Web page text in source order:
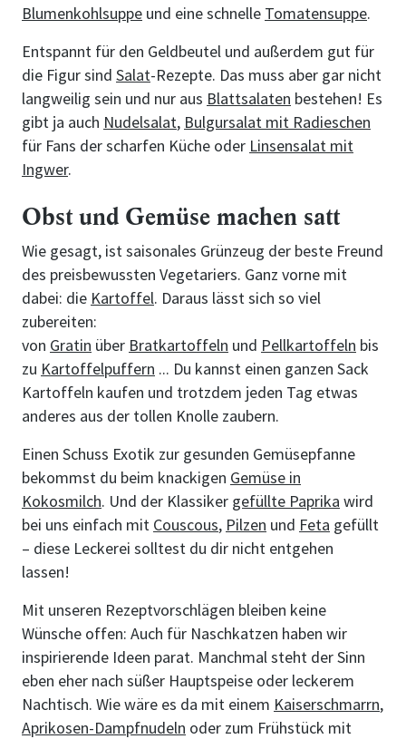
Blumenkohlsuppe und eine schnelle Tomatensuppe.
Entspannt für den Geldbeutel und außerdem gut für
die Figur sind Salat-Rezepte. Das muss aber gar nicht
langweilig sein und nur aus Blattsalaten bestehen! Es
gibt ja auch Nudelsalat, Bulgursalat mit Radieschen
für Fans der scharfen Küche oder Linsensalat mit
Ingwer.
Obst und Gemüse machen satt
Wie gesagt, ist saisonales Grünzeug der beste Freund
des preisbewussten Vegetariers. Ganz vorne mit
dabei: die Kartoffel. Daraus lässt sich so viel
zubereiten:
von Gratin über Bratkartoffeln und Pellkartoffeln bis
zu Kartoffelpuffern ... Du kannst einen ganzen Sack
Kartoffeln kaufen und trotzdem jeden Tag etwas
anderes aus der tollen Knolle zaubern.
Einen Schuss Exotik zur gesunden Gemüsepfanne
bekommst du beim knackigen Gemüse in
Kokosmilch. Und der Klassiker gefüllte Paprika wird
bei uns einfach mit Couscous, Pilzen und Feta gefüllt
– diese Leckerei solltest du dir nicht entgehen
lassen!
Mit unseren Rezeptvorschlägen bleiben keine
Wünsche offen: Auch für Naschkatzen haben wir
inspirierende Ideen parat. Manchmal steht der Sinn
eben eher nach süßer Hauptspeise oder leckerem
Nachtisch. Wie wäre es da mit einem Kaiserschmarrn,
Aprikosen-Dampfnudeln oder zum Frühstück mit